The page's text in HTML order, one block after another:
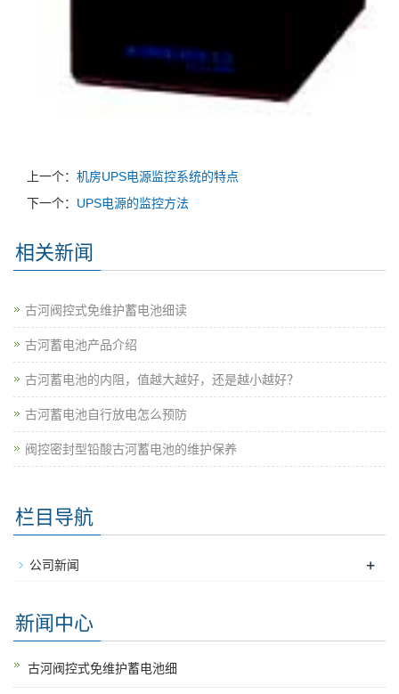
上一个： 机房UPS电源监控系统的特点
下一个： UPS电源的监控方法
相关新闻
古河阀控式免维护蓄电池细读
古河蓄电池产品介绍
古河蓄电池的内阻，值越大越好，还是越小越好？
古河蓄电池自行放电怎么预防
阀控密封型铅酸古河蓄电池的维护保养
栏目导航
公司新闻 +
新闻中心
古河阀控式免维护蓄电池细